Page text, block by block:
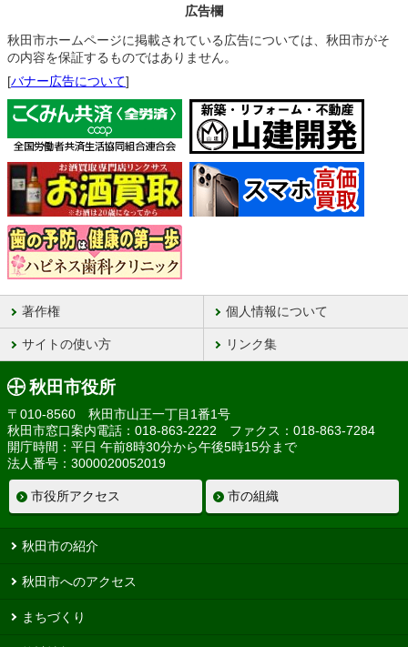
広告欄
秋田市ホームページに掲載されている広告については、秋田市がそ
の内容を保証するものではありません。
[バナー広告について]
著作権 個人情報について
サイトの使い方 リンク集
秋田市役所
〒010-8560 秋田市山王一丁目1番1号
秋田市窓口案内電話：018-863-2222 ファクス：018-863-7284
開庁時間：平日 午前8時30分から午後5時15分まで
法人番号：3000020052019
市役所アクセス 市の組織
秋田市の紹介
秋田市へのアクセス
まちづくり